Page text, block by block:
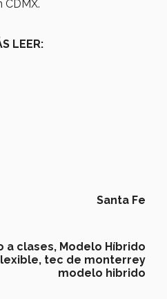
CDMX.
LEER:
Santa Fe
a clases, Modelo Híbrido
tec de monterrey
modelo hibrido